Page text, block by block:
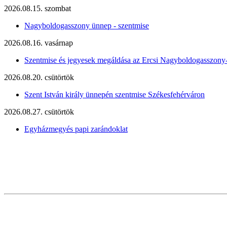
2026.08.15. szombat
Nagyboldogasszony ünnep - szentmise
2026.08.16. vasárnap
Szentmise és jegyesek megáldása az Ercsi
2026.08.20. csütörtök
Szent István király ünnepén szentmise Székesfehérváron
2026.08.27. csütörtök
Egyházmegyés papi zarándoklat